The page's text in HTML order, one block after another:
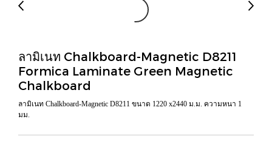
ลามิเนท Chalkboard-Magnetic D8211
Formica Laminate Green Magnetic
Chalkboard
ลามิเนท Chalkboard-Magnetic D8211 ขนาด 1220 x2440 ม.ม. ความหนา 1
มม.